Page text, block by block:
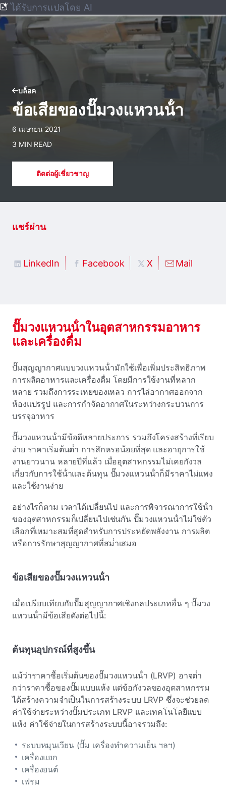
ได้รับการแปลโดย AI
บล็อค
ข้อเสียของปั๊มวงแหวนน้ํา
6 เมษายน 2021
3 MIN READ
ติดต่อผู้เชี่ยวชาญ
แชร์ผ่าน
LinkedIn Facebook X Mail
ปั๊มวงแหวนน้ําในอุตสาหกรรมอาหาร
และเครื่องดื่ม
ปั๊มสุญญากาศแบบวงแหวนน้ํามักใช้เพื่อเพิ่มประสิทธิภาพ
การผลิตอาหารและเครื่องดื่ม โดยมีการใช้งานที่หลาก
หลาย รวมถึงการระเหยของเหลว การไล่อากาศออกจาก
ห้องแปรรูป และการกําจัดอากาศในระหว่างกระบวนการ
บรรจุอาหาร
ปั๊มวงแหวนน้ํามีข้อดีหลายประการ รวมถึงโครงสร้างที่เรียบ
ง่าย ราคาเริ่มต้นต่ํา การสึกหรอน้อยที่สุด และอายุการใช้
งานยาวนาน หลายปีที่แล้ว เมื่ออุตสาหกรรมไม่เคยกังวล
เกี่ยวกับการใช้น้ําและต้นทุน ปั๊มวงแหวนน้ําก็มีราคาไม่แพง
และใช้งานง่าย
อย่างไรก็ตาม เวลาได้เปลี่ยนไป และการพิจารณาการใช้น้ํา
ของอุตสาหกรรมก็เปลี่ยนไปเช่นกัน ปั๊มวงแหวนน้ําไม่ใช่ตัว
เลือกที่เหมาะสมที่สุดสําหรับการประหยัดพลังงาน การผลิต
หรือการรักษาสุญญากาศที่สม่ําเสมอ
ข้อเสียของปั๊มวงแหวนน้ํา
เมื่อเปรียบเทียบกับปั๊มสุญญากาศเชิงกลประเภทอื่น ๆ ปั๊มวง
แหวนน้ํามีข้อเสียดังต่อไปนี้:
ต้นทุนอุปกรณ์ที่สูงขึ้น
แม้ว่าราคาซื้อเริ่มต้นของปั๊มวงแหวนน้ํา (LRVP) อาจต่ํา
กว่าราคาซื้อของปั๊มแบบแห้ง แต่ข้อกังวลของอุตสาหกรรม
ได้สร้างความจําเป็นในการสร้างระบบ LRVP ซึ่งจะช่วยลด
ค่าใช้จ่ายระหว่างปั๊มประเภท LRVP และเทคโนโลยีแบบ
แห้ง ค่าใช้จ่ายในการสร้างระบบนี้อาจรวมถึง:
ระบบหมุนเวียน (ปั๊ม เครื่องทําความเย็น ฯลฯ)
เครื่องแยก
เครื่องยนต์
เฟรม